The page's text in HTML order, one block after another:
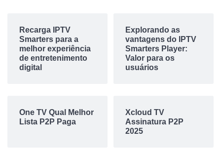
Recarga IPTV
Smarters para a
melhor experiência
de entretenimento
digital
Explorando as
vantagens do IPTV
Smarters Player:
Valor para os
usuários
One TV Qual Melhor
Lista P2P Paga
Xcloud TV
Assinatura P2P
2025